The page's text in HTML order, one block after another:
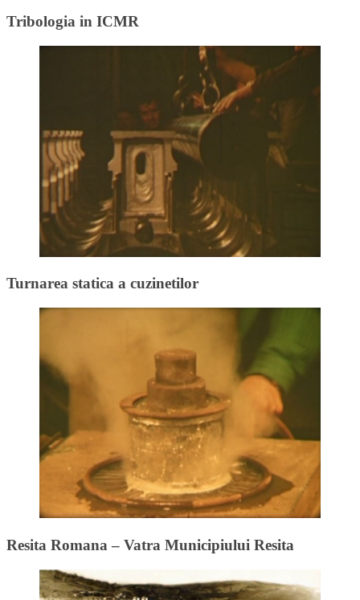
Tribologia in ICMR
Turnarea statica a cuzinetilor
Resita Romana – Vatra Municipiului Resita